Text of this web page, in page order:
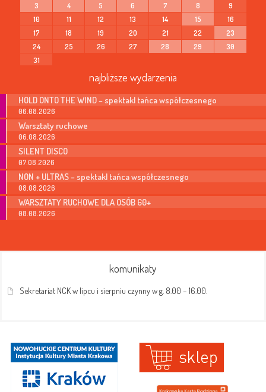
3 4 5 6 7 8
9
10
11 12 13 14 15
16
17
18 19 20 21 22
23
24
25 26 27 28 29
30
31
najbliższe wydarzenia
HOLD ONTO THE WIND – spektakl tańca współczesnego
06.08.2026
Warsztaty ruchowe
06.08.2026
SILENT DISCO
07.08.2026
NON + ULTRAS – spektakl tańca współczesnego
08.08.2026
WARSZTATY RUCHOWE DLA OSÓB 60+
08.08.2026
komunikaty
Sekretariat NCK w lipcu i sierpniu czynny w g. 8.00 – 16.00.